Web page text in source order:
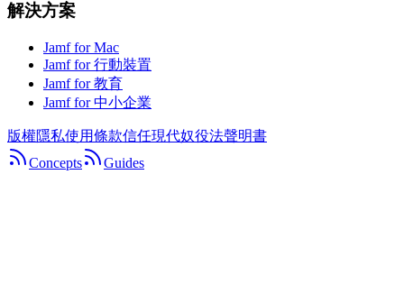
解決方案
Jamf for Mac
Jamf for 行動裝置
Jamf for 教育
Jamf for 中小企業
版權隱私使用條款信任現代奴役法聲明書
Concepts
Guides